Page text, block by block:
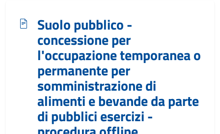
Suolo pubblico -
concessione per
l'occupazione temporanea o
permanente per
somministrazione di
alimenti e bevande da parte
di pubblici esercizi -